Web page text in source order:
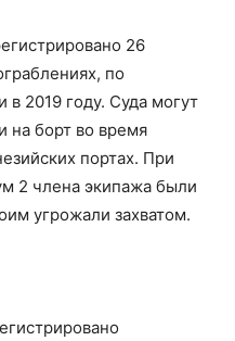
26
по
2019 году. Суда могут
на борт во время
портах. При
2 члена экипажа были
угрожали захватом.